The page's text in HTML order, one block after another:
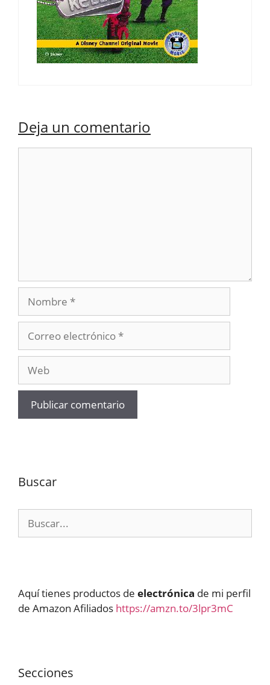
Deja un comentario
Nombre
electrónico
Buscar
Aquí tienes productos de electrónica de mi perfil
de Amazon Afiliados https://amzn.to/3lpr3mC
Secciones